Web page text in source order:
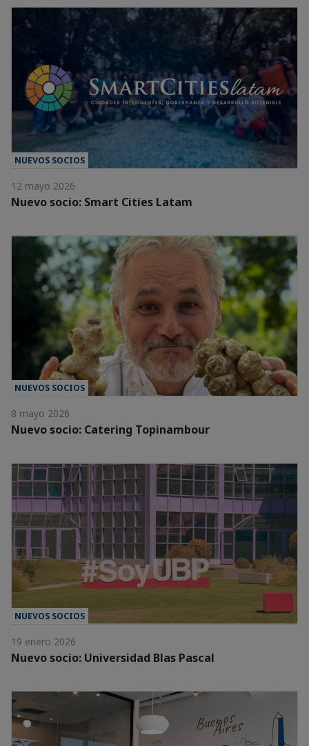
NUEVOS SOCIOS
12 mayo 2026
Nuevo socio: Smart Cities Latam
NUEVOS SOCIOS
8 mayo 2026
Nuevo socio: Catering Topinambour
NUEVOS SOCIOS
19 enero 2026
Nuevo socio: Universidad Blas Pascal